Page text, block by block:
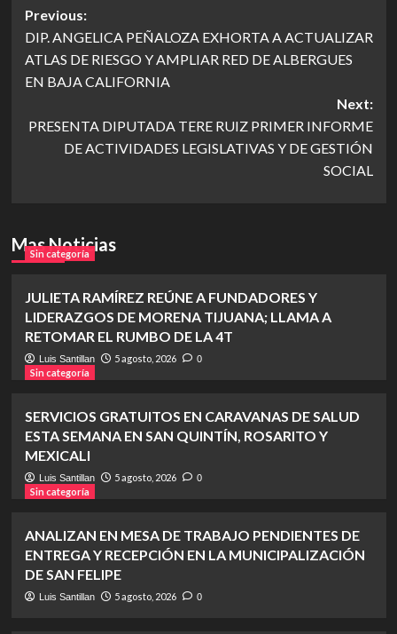
Post
navigation
Previous:
DIP. ANGELICA PEÑALOZA EXHORTA A ACTUALIZAR
ATLAS DE RIESGO Y AMPLIAR RED DE ALBERGUES
EN BAJA CALIFORNIA
Next:
PRESENTA DIPUTADA TERE RUIZ PRIMER INFORME
DE ACTIVIDADES LEGISLATIVAS Y DE GESTIÓN
SOCIAL
Mas Noticias
Sin categoría
JULIETA RAMÍREZ REÚNE A FUNDADORES Y
LIDERAZGOS DE MORENA TIJUANA; LLAMA A
RETOMAR EL RUMBO DE LA 4T
Luis Santillan 5 agosto, 2026 0
Sin categoría
SERVICIOS GRATUITOS EN CARAVANAS DE SALUD
ESTA SEMANA EN SAN QUINTÍN, ROSARITO Y
MEXICALI
Luis Santillan 5 agosto, 2026 0
Sin categoría
ANALIZAN EN MESA DE TRABAJO PENDIENTES DE
ENTREGA Y RECEPCIÓN EN LA MUNICIPALIZACIÓN
DE SAN FELIPE
Luis Santillan 5 agosto, 2026 0